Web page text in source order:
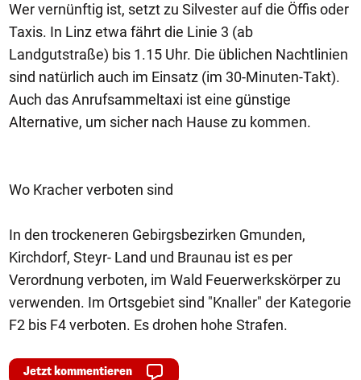
Wer vernünftig ist, setzt zu Silvester auf die Öffis oder
Taxis. In Linz etwa fährt die Linie 3 (ab
Landgutstraße) bis 1.15 Uhr. Die üblichen Nachtlinien
sind natürlich auch im Einsatz (im 30-Minuten-Takt).
Auch das Anrufsammeltaxi ist eine günstige
Alternative, um sicher nach Hause zu kommen.
Wo Kracher verboten sind
In den trockeneren Gebirgsbezirken Gmunden,
Kirchdorf, Steyr- Land und Braunau ist es per
Verordnung verboten, im Wald Feuerwerkskörper zu
verwenden. Im Ortsgebiet sind "Knaller" der Kategorie
F2 bis F4 verboten. Es drohen hohe Strafen.
Jetzt kommentieren